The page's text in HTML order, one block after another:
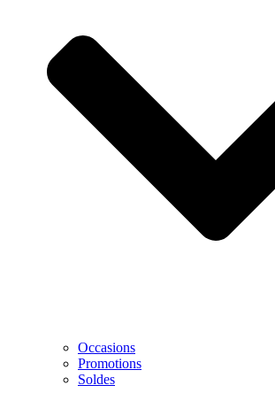
Occasions
Promotions
Soldes